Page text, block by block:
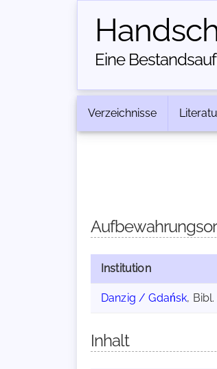
Eine
Verzeichnisse
Institution
Danzig / Gdańsk,
Inhalt